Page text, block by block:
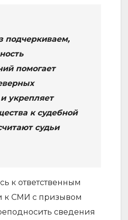
подчеркиваем,
помогает
укрепляет
к судебной
судьи
к ответственным
к СМИ с призывом
сведения